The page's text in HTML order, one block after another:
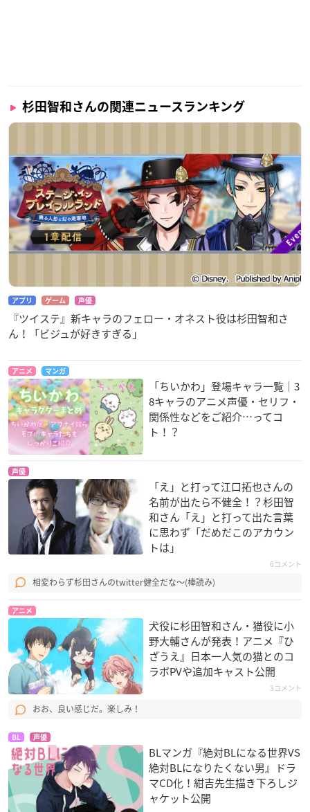
杉田智和さんの関連ニュースランキング
アプリ ゲーム 声優
『ツイステ』新キャラのフェロー・オネスト役は杉田智和さ
ん！「ビジュが好きすぎる」
アニメ マンガ
「ちいかわ」登場キャラ一覧｜3
8キャラのアニメ声優・セリフ・
関係性などをご紹介…ってコ
ト！？
声優
「え」と打って江口拓也さんの
名前が出たら不健全！？杉田智
和さん「え」と打って出た言葉
に思わず「だめだこのアカウン
トは」
6コメント
相変わらず杉田さんのtwitter健全だな〜(棒読み)
アニメ
犬役に杉田智和さん・猫役に小
野大輔さんが発表！アニメ『ひ
ざうえ』日本一人気の猫とのコ
ラボPVや追加キャスト公開
3コメント
おお、良い感じだ。楽しみ！
BL 声優
BLマンガ『絶対BLになる世界VS
絶対BLになりたくない男』ドラ
マCD化！紺吉先生描き下ろしジ
ャケット公開